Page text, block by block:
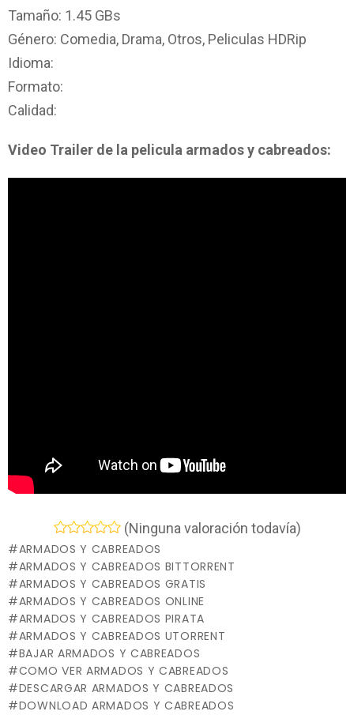
Tamaño: 1.45 GBs
Género: Comedia, Drama, Otros, Peliculas HDRip
Idioma:
Formato:
Calidad:
Video Trailer de la pelicula armados y cabreados:
(Ninguna valoración todavía)
ARMADOS Y CABREADOS
ARMADOS Y CABREADOS BITTORRENT
ARMADOS Y CABREADOS GRATIS
ARMADOS Y CABREADOS ONLINE
ARMADOS Y CABREADOS PIRATA
ARMADOS Y CABREADOS UTORRENT
BAJAR ARMADOS Y CABREADOS
COMO VER ARMADOS Y CABREADOS
DESCARGAR ARMADOS Y CABREADOS
DOWNLOAD ARMADOS Y CABREADOS